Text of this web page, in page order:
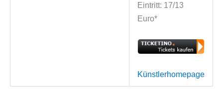
Eintritt: 17/13
Euro*
Künstlerhomepage